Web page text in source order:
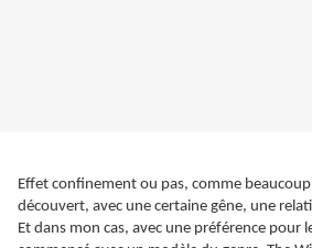
Effet confinement ou pas, comme
découvert, avec une certaine gêne, une
Et dans mon cas, avec une préférence pour